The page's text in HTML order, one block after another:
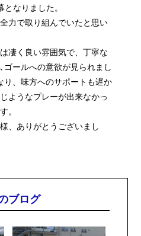
なりました。
力で取り組んでいたと思い
凄く良い雰囲気で、丁寧な
ールへの意欲が見られまし
り、味方へのサポートも遅か
ようなプレーが出来なかっ
。
、ありがとうございまし
ブログ